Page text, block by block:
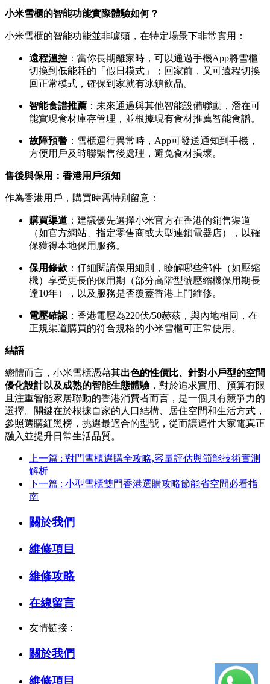
小米雪櫃的智能功能實際體驗如何？
小米雪櫃的智能功能並非噱頭，在特定場景下非常實用：
遠程溫控 ：當你長期離家時，可以通過手機App將雪櫃
切換到低能耗的「假日模式」；回家前，又可遠程切換
回正常模式，確保到家就有冰鎮飲品。
智能食譜推薦 ：未來通過與其他智能設備聯動，潛在可
能實現食材庫存管理，並根據現有食材推薦智能食譜。
故障預警 ：雪櫃運行異常時，App可發送通知到手機，
方便用戶及時聯繫售後處理，避免食材損壞。
售後與保用：香港用戶須知
作為香港用戶，購買時需特別留意：
購買渠道 ：建議優先選擇小米官方在香港的銷售渠道
（如官方網站、指定零售商或大型連鎖電器店），以確
保獲得本地保用服務。
保用條款 ：仔細閱讀保用細則，瞭解哪些部件（如壓縮
機）享受更長的保用期（部分高階型號壓縮機保用期長
達10年），以及服務是否覆蓋香港上門維修。
電壓確認 ：香港電壓為220伏/50赫茲，與內地相同，在
正規渠道購買的符合規格的小米雪櫃可正常使用。
結語
總體而言，小米雪櫃憑藉其出色的性價比、針對小戶型的空間
優化設計以及成熟的智能生態體驗，對於追求實用、預算有限
且注重智能家居聯動的香港消費者而言，是一個具有競爭力的
選擇。關鍵在於根據自家的人口結構、居住空間和生活方式，
參照選購紅黑榜，挑選最適合的型號，從而讓這件大家電真正
融入並提升日常生活品質。
上一篇 : 對門雪櫃選購全攻略,容量評估與節能技術實測
解析
下一篇 : 小型雪櫃雙門香港選購攻略節能省空間必看指
南
關於我們
維修項目
維修攻略
在線留言
友情链接 :
關於我們
維修項目